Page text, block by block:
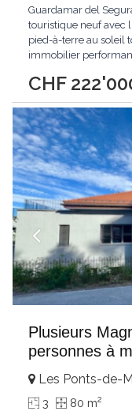
CHF
Guardamar del
touristique neuf avec
pied-à-terre au soleil
immobilier
cet appartement
seulement 50 mètres
Plusieurs
personnes à
Les Ponts-de-
3 80 m2